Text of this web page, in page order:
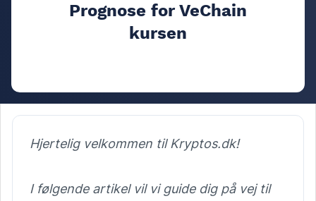
Prognose for VeChain
kursen
Hjertelig velkommen til Kryptos.dk!
I følgende artikel vil vi guide dig på vej til